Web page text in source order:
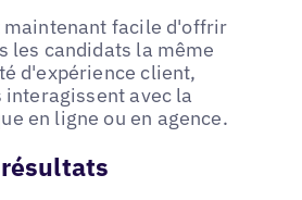
maintenant facile d'offrir
les candidats la même
d'expérience client,
interagissent avec la
en ligne ou en agence.